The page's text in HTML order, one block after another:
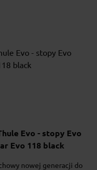
Evo - stopy Evo
Evo 118 black
nowej generacji do